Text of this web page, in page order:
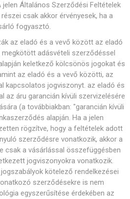
jelen Általános Szerződési Feltételek
csak akkor érvényesek, ha a
fogyasztó.
az eladó és a vevő között az eladó
adásvételi szerződéssel
keletkező kölcsönös jogokat és
az eladó és a vevő közötti, az
kapcsolatos jogviszonyt. az eladó és
az áru garancián kívüli szervizelésére
(a továbbiakban: "garancián kívüli
alapján. Ha a jelen
rögzítve, hogy a feltételek adott
szerződésre vonatkozik, akkor a
csak a vásárlással összefüggésben
jogviszonyokra vonatkozik.
kötelező rendelkezései
szerződésekre is nem
egyszerűsítése érdekében az